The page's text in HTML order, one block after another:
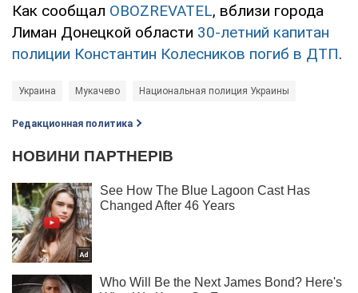
Как сообщал OBOZREVATEL, вблизи города
Лиман Донецкой области 30-летний капитан
полиции Константин Колесников погиб в ДТП.
Украина Мукачево Национальная полиция Украины
Редакционная политика